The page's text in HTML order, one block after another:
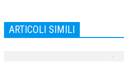
ARTICOLI SIMILI